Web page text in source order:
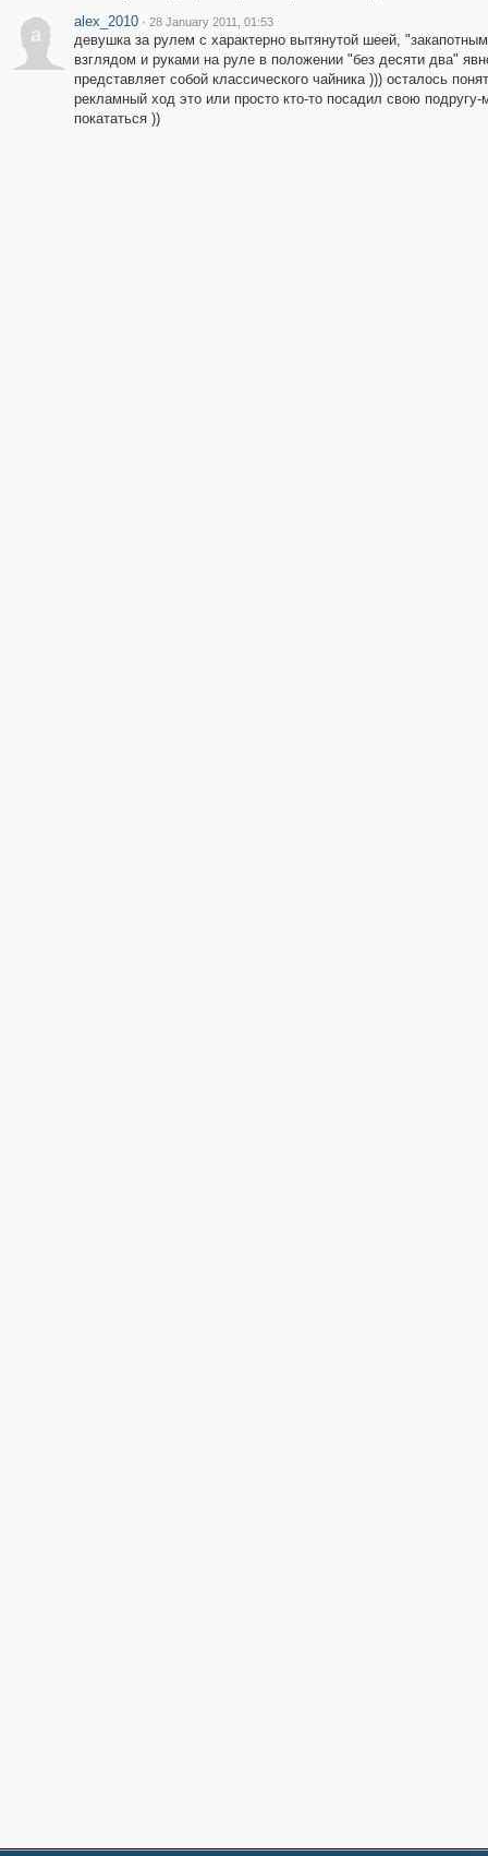
a
alex_2010 · 28 January 2011, 01:53
девушка за рулем с характерно вытянутой шеей,
взглядом и руками на руле в положении "без десяти два"
представляет собой классического чайника ))) осталось
рекламный ход это или просто кто-то посадил свою подругу-
покататься ))